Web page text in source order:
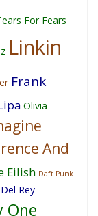
For Fears
Linkin
Frank
Olivia
And
Eilish Daft Punk
Rey
One